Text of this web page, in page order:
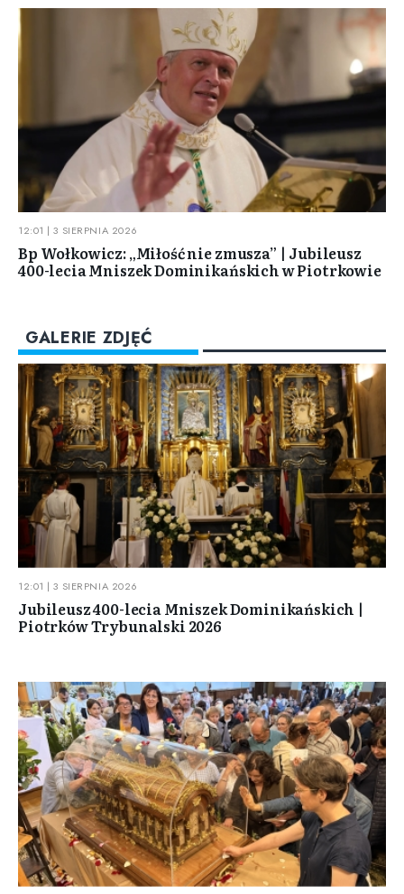
12:01 | 3 SIERPNIA 2026
Bp Wołkowicz: „Miłość nie zmusza” | Jubileusz
400-lecia Mniszek Dominikańskich w Piotrkowie
GALERIE ZDJĘĆ
12:01 | 3 SIERPNIA 2026
Jubileusz 400-lecia Mniszek Dominikańskich |
Piotrków Trybunalski 2026